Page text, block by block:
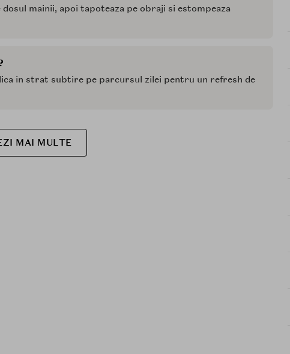
mainii, apoi tapoteaza pe obraji si estompeaza
in strat subtire pe parcursul zilei pentru un refresh de
MAI MULTE